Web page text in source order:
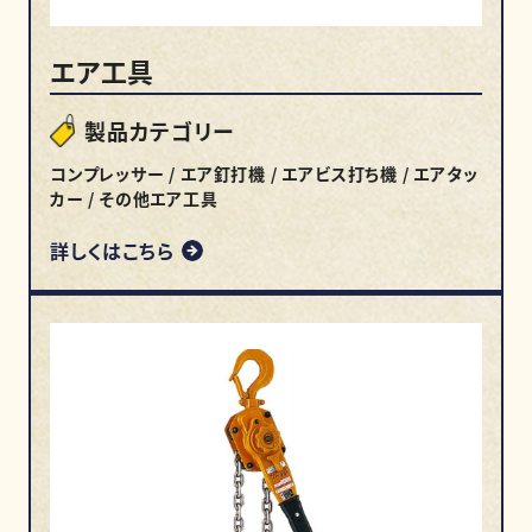
エア工具
製品カテゴリー
コンプレッサー / エア釘打機 / エアビス打ち機 / エアタッ
カー / その他エア工具
詳しくはこちら